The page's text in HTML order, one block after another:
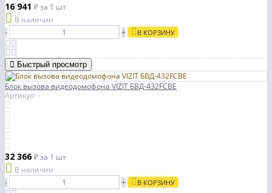
16 941 ₽за 1 шт
В наличии
-
+ В КОРЗИНУ
Быстрый просмотр
Блок вызова видеодомофона VIZIT БВД-432FCBE
Артикул: -
32 366₽за 1 шт
В наличии
-
+ В КОРЗИНУ